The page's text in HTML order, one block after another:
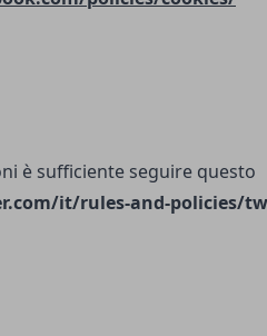
è sufficiente seguire questo
it/rules-and-policies/